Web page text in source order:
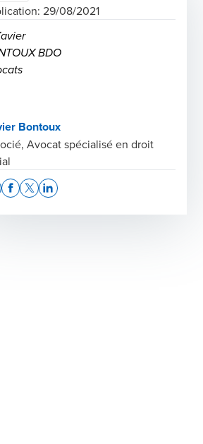
29/08/2021
Bontoux
Avocat spécialisé en droit